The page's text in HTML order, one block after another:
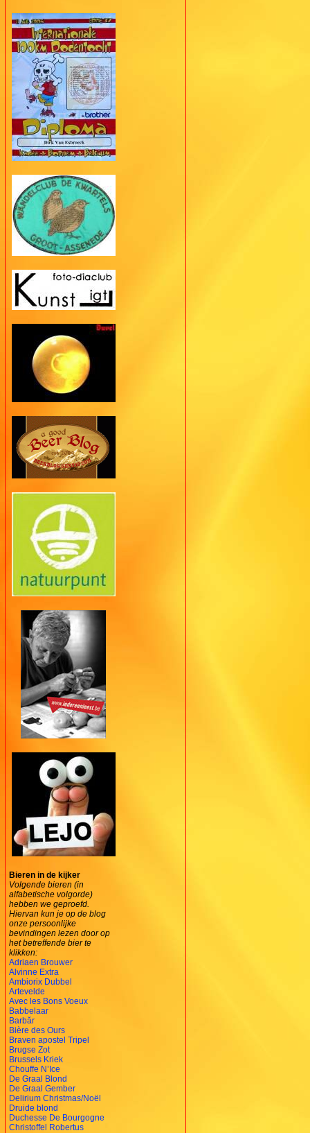
Bieren in de kijker
Volgende bieren (in
alfabetische volgorde)
hebben we geproefd.
Hiervan kun je op de blog
onze persoonlijke
bevindingen lezen door op
het betreffende bier te
klikken:
Adriaen Brouwer
Alvinne Extra
Ambiorix Dubbel
Artevelde
Avec les Bons Voeux
Babbelaar
Barbăr
Bière des Ours
Braven apostel Tripel
Brugse Zot
Brussels Kriek
Chouffe N’Ice
De Graal Blond
De Graal Gember
Delirium Christmas/Noël
Druide blond
Duchesse De Bourgogne
Christoffel Robertus